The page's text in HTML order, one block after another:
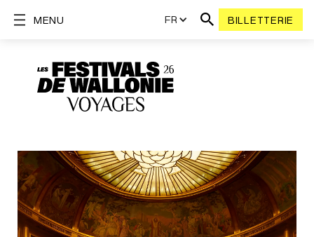
FR BILLETTERIE
MENU